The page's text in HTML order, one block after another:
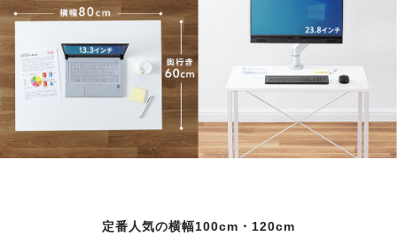
定番人気の横幅100cm・120cm